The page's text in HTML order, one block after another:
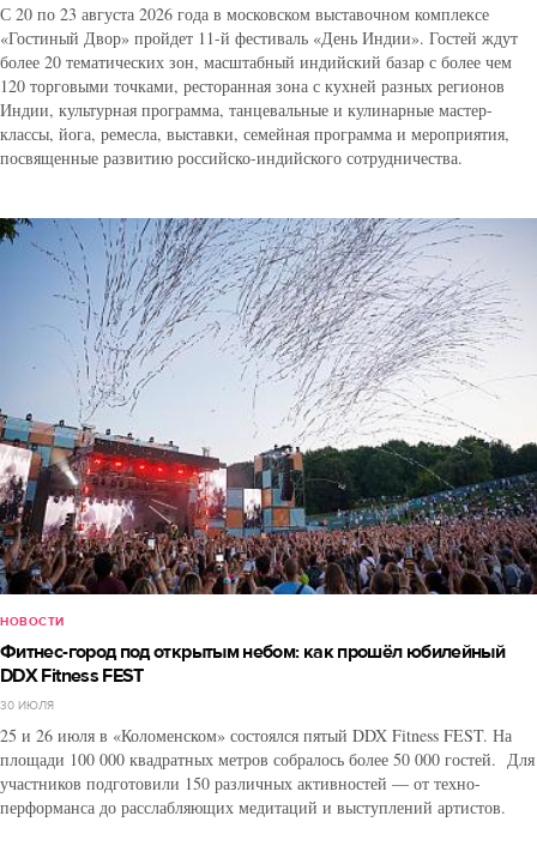
С 20 по 23 августа 2026 года в московском выставочном комплексе
«Гостиный Двор» пройдет 11-й фестиваль «День Индии». Гостей ждут
более 20 тематических зон, масштабный индийский базар с более чем
120 торговыми точками, ресторанная зона с кухней разных регионов
Индии, культурная программа, танцевальные и кулинарные мастер-
классы, йога, ремесла, выставки, семейная программа и мероприятия,
посвященные развитию российско-индийского сотрудничества.
НОВОСТИ
Фитнес-город под открытым небом: как прошёл юбилейный
DDX Fitness FEST
30 ИЮЛЯ
25 и 26 июля в «Коломенском» состоялся пятый DDX Fitness FEST. На
площади 100 000 квадратных метров собралось более 50 000 гостей. Для
участников подготовили 150 различных активностей — от техно-
перформанса до расслабляющих медитаций и выступлений артистов.